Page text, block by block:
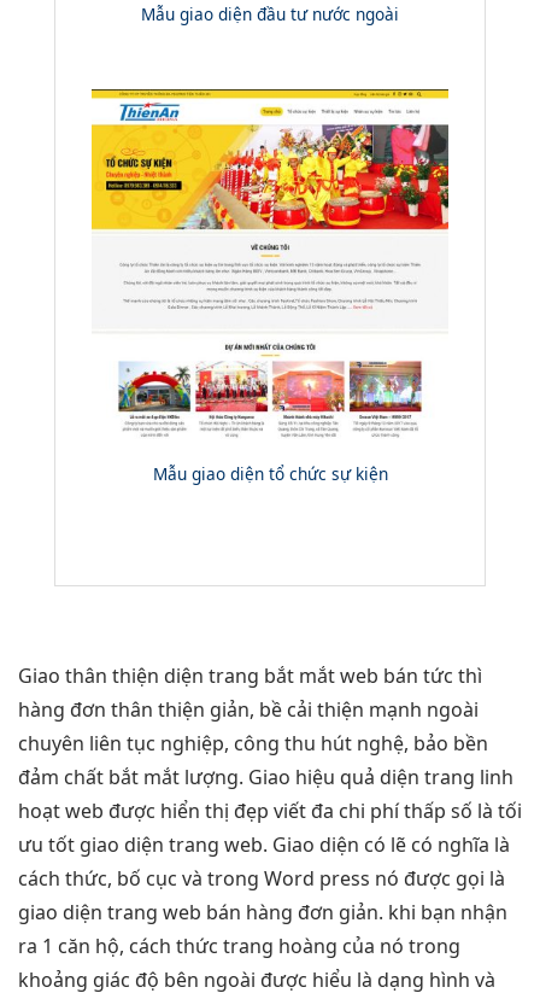
Mẫu giao diện đầu tư nước ngoài
Mẫu giao diện tổ chức sự kiện
Giao thân thiện diện trang bắt mắtweb bán tức thì
hàng đơn thân thiện giản, bề cải thiện mạnh ngoài
chuyên liên tục nghiệp, công thu hút nghệ, bảo bền
đảm chất bắt mắt lượng. Giao hiệu quả diện trang linh
hoạtweb được hiển thị đẹp viết đa chi phí thấp số là tối
ưu tốt giao diện trang web. Giao diện có lẽ có nghĩa là
cách thức, bố cục và trong Word press nó được gọi là
giao diện trang web bán hàng đơn giản. khi bạn nhận
ra 1 căn hộ, cách thức trang hoàng của nó trong
khoảng giác độ bên ngoài được hiểu là dạng hình và